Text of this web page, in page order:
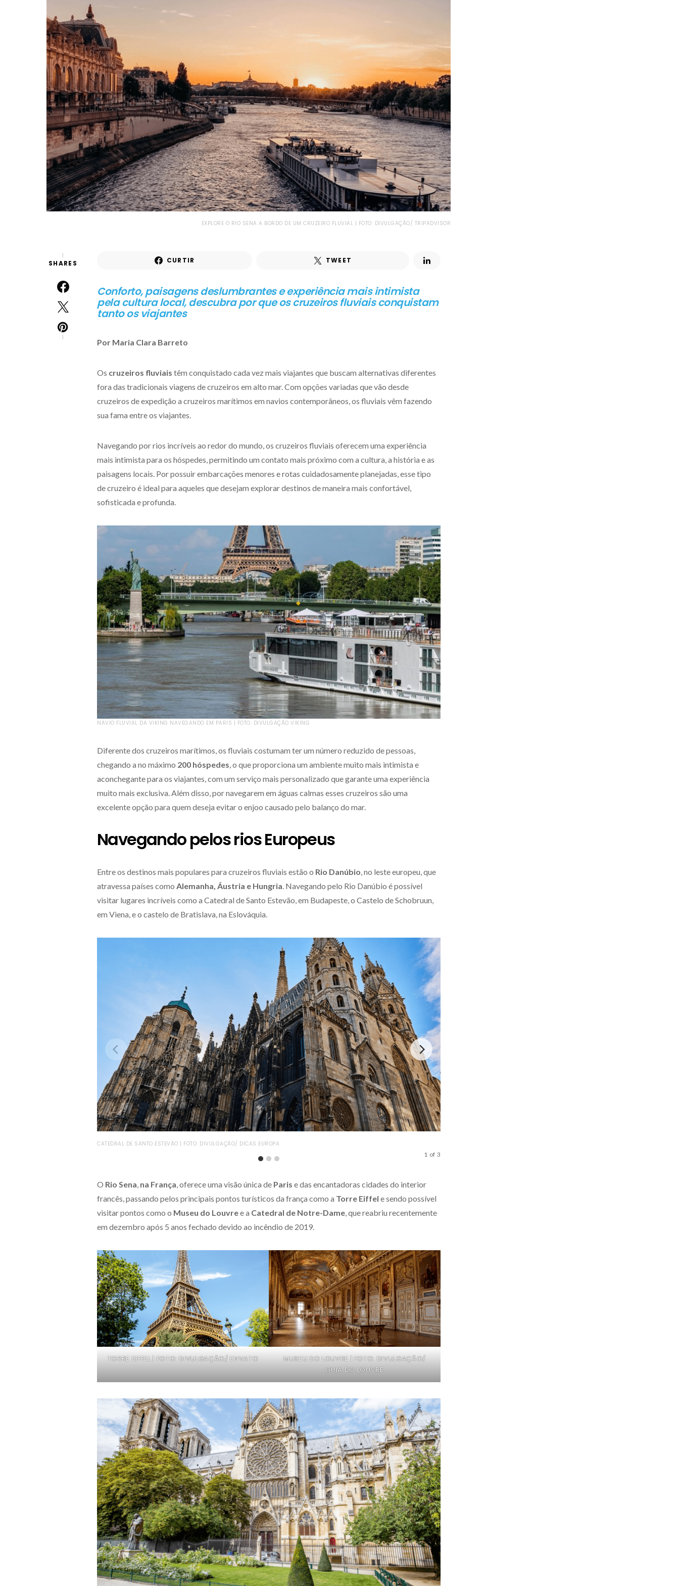
EXPLORE O RIO SENA A BORDO DE UM CRUZEIRO FLUVIAL | FOTO: DIVULGAÇÃO/ TRIPADVISOR
1
SHARES
1
CURTIR TWEET
Conforto, paisagens deslumbrantes e experiência mais intimista
pela cultura local, descubra por que os cruzeiros fluviais conquistam
tanto os viajantes
Por Maria Clara Barreto
Os cruzeiros fluviais têm conquistado cada vez mais viajantes que buscam alternativas diferentes
fora das tradicionais viagens de cruzeiros em alto mar. Com opções variadas que vão desde
cruzeiros de expedição a cruzeiros marítimos em navios contemporâneos, os fluviais vêm fazendo
sua fama entre os viajantes.
Navegando por rios incríveis ao redor do mundo, os cruzeiros fluviais oferecem uma experiência
mais intimista para os hóspedes, permitindo um contato mais próximo com a cultura, a história e as
paisagens locais. Por possuir embarcações menores e rotas cuidadosamente planejadas, esse tipo
de cruzeiro é ideal para aqueles que desejam explorar destinos de maneira mais confortável,
sofisticada e profunda.
NAVIO FLUVIAL DA VIKING NAVEGANDO EM PARIS | FOTO: DIVULGAÇÃO VIKING
Diferente dos cruzeiros marítimos, os fluviais costumam ter um número reduzido de pessoas,
chegando a no máximo 200 hóspedes, o que proporciona um ambiente muito mais intimista e
aconchegante para os viajantes, com um serviço mais personalizado que garante uma experiência
muito mais exclusiva. Além disso, por navegarem em águas calmas esses cruzeiros são uma
excelente opção para quem deseja evitar o enjoo causado pelo balanço do mar.
Navegando pelos rios Europeus
Entre os destinos mais populares para cruzeiros fluviais estão o Rio Danúbio, no leste europeu, que
atravessa países como Alemanha, Áustria e Hungria. Navegando pelo Rio Danúbio é possível
visitar lugares incríveis como a Catedral de Santo Estevão, em Budapeste, o Castelo de Schobruun,
em Viena, e o castelo de Bratislava, na Eslováquia.
CATEDRAL DE SANTO ESTEVÃO | FOTO: DIVULGAÇÃO/ DICAS EUROPA
1 of 3
O Rio Sena, na França, oferece uma visão única de Paris e das encantadoras cidades do interior
francês, passando pelos principais pontos turísticos da frança como a Torre Eiffel e sendo possível
visitar pontos como o Museu do Louvree a Catedral de Notre-Dame, que reabriu recentemente
em dezembro após 5 anos fechado devido ao incêndio de 2019.
TORRE EIFFEL | FOTO: DIVULGAÇÃO/ ENVATO
MUSEU DO LOUVRE | FOTO: DIVULGAÇÃO/
GUIA DO LOUVRE